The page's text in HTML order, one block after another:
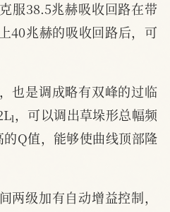
服38.5兆赫吸收回路在带
40兆赫的吸收回路后，可
也是调成略有双峰的过临
l，可以调出草垛形总幅频
Q值，能够使曲线顶部隆
两级加有自动增益控制，